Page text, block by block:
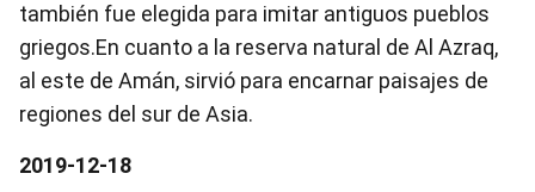
también fue elegida para imitar antiguos pueblos
griegos.En cuanto a la reserva natural de Al Azraq,
al este de Amán, sirvió para encarnar paisajes de
regiones del sur de Asia.
2019-12-18